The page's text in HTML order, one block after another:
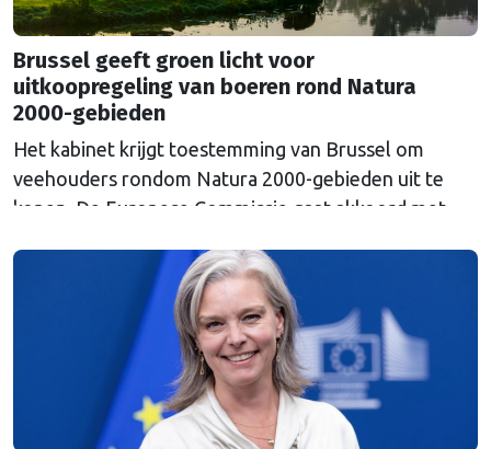
Brussel geeft groen licht voor
uitkoopregeling van boeren rond Natura
2000-gebieden
Het kabinet krijgt toestemming van Brussel om
veehouders rondom Natura 2000-gebieden uit te
kopen. De Europese Commissie gaat akkoord met